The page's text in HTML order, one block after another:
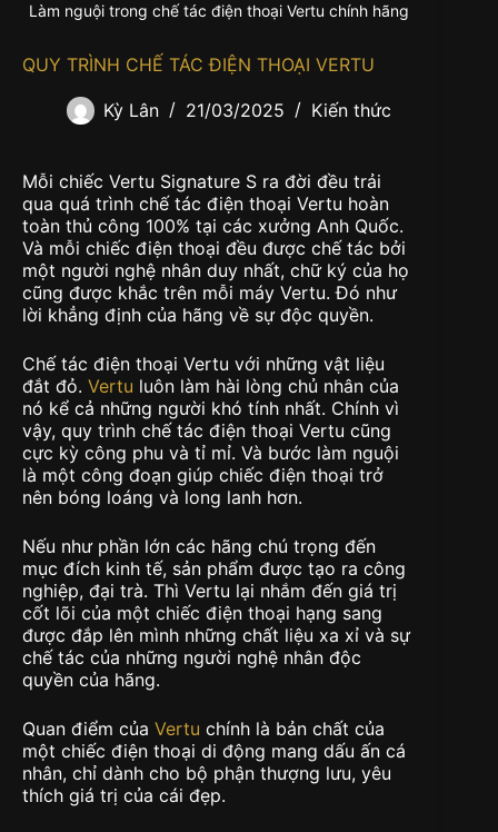
Làm nguội trong chế tác điện thoại Vertu chính hãng
QUY TRÌNH CHẾ TÁC ĐIỆN THOẠI VERTU
Kỳ Lân 21/03/2025 Kiến thức
Mỗi chiếc Vertu Signature S ra đời đều trải
qua quá trình chế tác điện thoại Vertu hoàn
toàn thủ công 100% tại các xưởng Anh Quốc.
Và mỗi chiếc điện thoại đều được chế tác bởi
một người nghệ nhân duy nhất, chữ ký của họ
cũng được khắc trên mỗi máy Vertu. Đó như
lời khẳng định của hãng về sự độc quyền.
Chế tác điện thoại Vertu với những vật liệu
đắt đỏ. Vertu luôn làm hài lòng chủ nhân của
nó kể cả những người khó tính nhất. Chính vì
vậy, quy trình chế tác điện thoại Vertu cũng
cực kỳ công phu và tỉ mỉ. Và bước làm nguội
là một công đoạn giúp chiếc điện thoại trở
nên bóng loáng và long lanh hơn.
Nếu như phần lớn các hãng chú trọng đến
mục đích kinh tế, sản phẩm được tạo ra công
nghiệp, đại trà. Thì Vertu lại nhắm đến giá trị
cốt lõi của một chiếc điện thoại hạng sang
được đắp lên mình những chất liệu xa xỉ và sự
chế tác của những người nghệ nhân độc
quyền của hãng.
Quan điểm của Vertu chính là bản chất của
một chiếc điện thoại di động mang dấu ấn cá
nhân, chỉ dành cho bộ phận thượng lưu, yêu
thích giá trị của cái đẹp.